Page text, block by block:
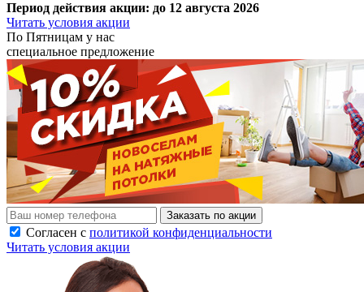
Период действия акции: до 12 августа 2026
Читать условия акции
По Пятницам у нас
специальное предложение
Заказать по акции
Согласен с политикой конфиденциальности
Читать условия акции